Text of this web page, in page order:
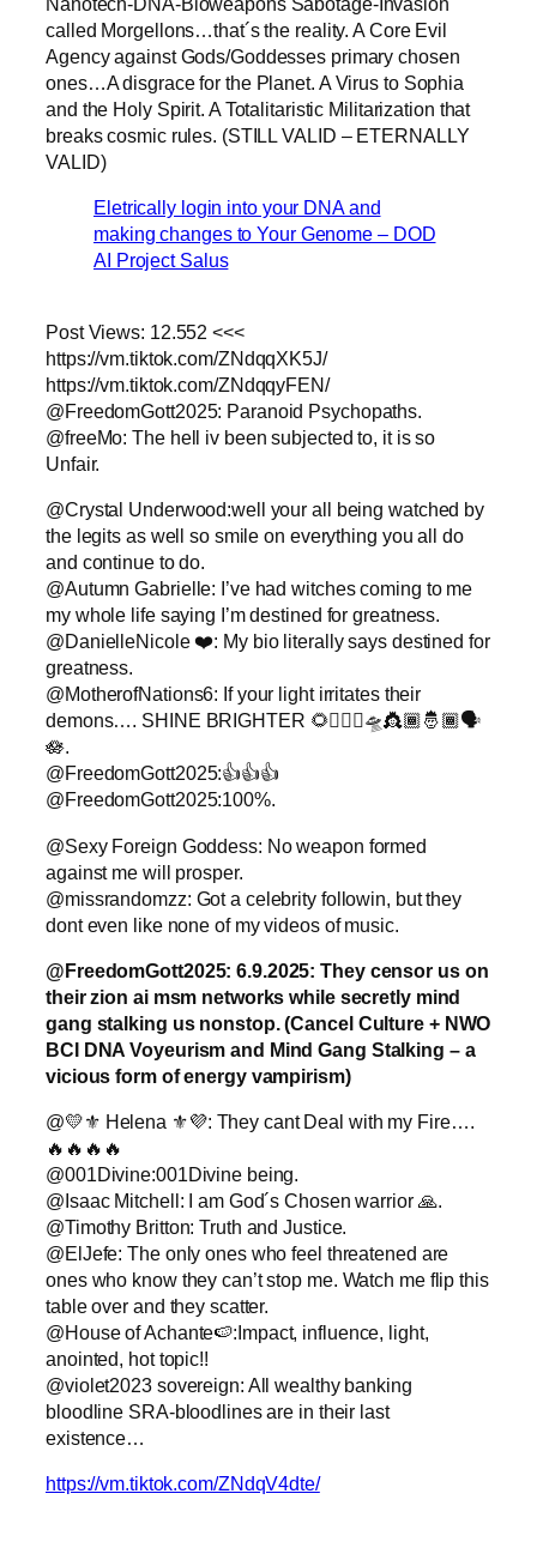
called Morgellons…that´s the reality. A Core Evil
Agency against Gods/Goddesses primary chosen
ones…A disgrace for the Planet. A Virus to Sophia
and the Holy Spirit. A Totalitaristic Militarization that
breaks cosmic rules. (STILL VALID – ETERNALLY
VALID)
Eletrically login into your DNA and
making changes to Your Genome – DOD
AI Project Salus
Post Views: 12.552 <<<
https://vm.tiktok.com/ZNdqqXK5J/
https://vm.tiktok.com/ZNdqqyFEN/
@FreedomGott2025: Paranoid Psychopaths.
@freeMo: The hell iv been subjected to, it is so
Unfair.
@Crystal Underwood:well your all being watched by
the legits as well so smile on everything you all do
and continue to do.
@Autumn Gabrielle: I’ve had witches coming to me
my whole life saying I’m destined for greatness.
@DanielleNicole ❤️: My bio literally says destined for
greatness.
@MotherofNations6: If your light irritates their
demons…. SHINE BRIGHTER 🌻🧚🏿‍♀️🛸👸🏾🤴🏾🗣️
🪷.
@FreedomGott2025:👍👍👍
@FreedomGott2025:100%.
@Sexy Foreign Goddess: No weapon formed
against me will prosper.
@missrandomzz: Got a celebrity followin, but they
dont even like none of my videos of music.
@FreedomGott2025: 6.9.2025: They censor us on
their zion ai msm networks while secretly mind
gang stalking us nonstop.(Cancel Culture + NWO
BCI DNA Voyeurism and Mind Gang Stalking – a
vicious form of energy vampirism)
@💛⚜️ Helena ⚜️💜: They cant Deal with my Fire….
🔥🔥🔥🔥
@001Divine:001Divine being.
@Isaac Mitchell: I am God´s Chosen warrior 🙏.
@Timothy Britton: Truth and Justice.
@ElJefe: The only ones who feel threatened are
ones who know they can’t stop me. Watch me flip this
table over and they scatter.
@House of Achante🍉:Impact, influence, light,
anointed, hot topic!!
@violet2023 sovereign: All wealthy banking
bloodline SRA-bloodlines are in their last
existence…
https://vm.tiktok.com/ZNdqV4dte/